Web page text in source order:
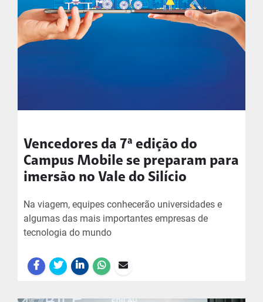
Vencedores da 7ª edição do
Campus Mobile se preparam para
imersão no Vale do Silício
Na viagem, equipes conhecerão universidades e
algumas das mais importantes empresas de
tecnologia do mundo